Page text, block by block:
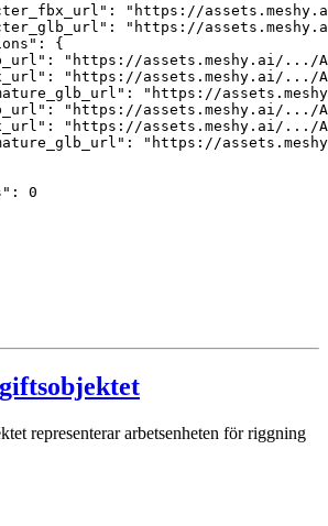
:
"https://
:
"https://
:
{
:
"https://assets.meshy.ai/.../
:
"https://assets.meshy.ai/.../
:
"https://
:
"https://assets.meshy.ai/.../
:
"https://assets.meshy.ai/.../
:
"https://
: 0
representerar arbetsenheten för riggning